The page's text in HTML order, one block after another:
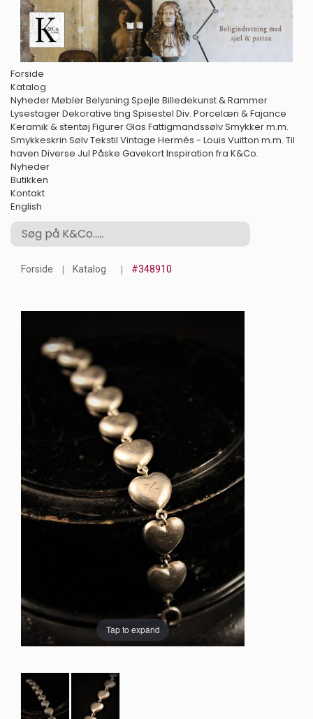
Forside
Katalog
NyhederMøblerBelysning Spejle Billedekunst & Rammer
LysestagerDekorative ting Spisestel Div. Porcelæn & Fajance
Keramik & stentøj FigurerGlas FattigmandssølvSmykker m.m.
Smykkeskrin SølvTekstil Vintage Hermés - Louis Vuitton m.m. Til
haven Diverse Jul Påske GavekortInspiration fra K&Co.
Nyheder
Butikken
Kontakt
English
Forside Katalog #348910
Tap to expand